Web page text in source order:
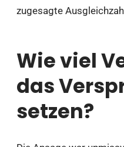
zugesagte
Wie viel
das
setzen?